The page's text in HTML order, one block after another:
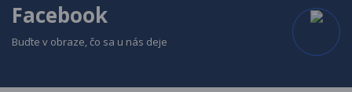
Facebook
Buďte v obraze, čo sa u nás deje